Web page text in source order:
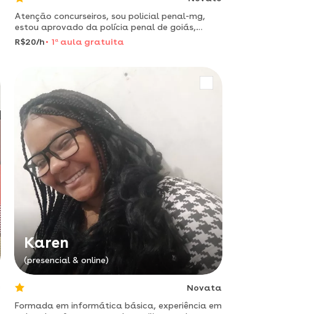
Atenção concurseiros, sou policial penal-mg,
estou aprovado da polícia penal de goiás,
polícia penal do espirito santo. tenho
aprovações nas policias militares e guarda civil
R$20/h 1 aaula gratuita
Karen
(presencial & online)
Novata
Formada em informática básica, experiência em